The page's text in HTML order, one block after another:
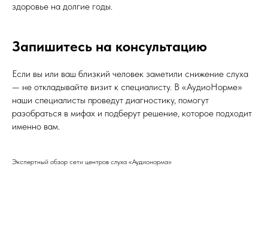
здоровье на долгие годы.
Запишитесь на консультацию
Если вы или ваш близкий человек заметили снижение слуха
— не откладывайте визит к специалисту. В «АудиоНорме»
наши специалисты проведут диагностику, помогут
разобраться в мифах и подберут решение, которое подходит
именно вам.
Экспертный обзор сети центров слуха «Аудионорма»